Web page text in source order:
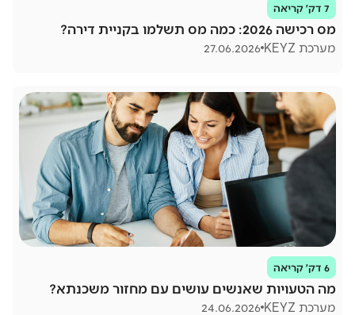
7 דק׳ קריאה
מס רכישה 2026: כמה מס תשלמו בקניית דירה?
מערכת KEYZ 27.06.2026
6 דק׳ קריאה
מה הטעויות שאנשים עושים עם מחזור משכנתא?
מערכת KEYZ 24.06.2026